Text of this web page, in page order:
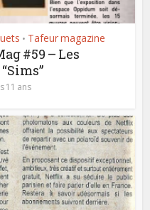
• Tafeur magazine
#59 – Les
11 ans